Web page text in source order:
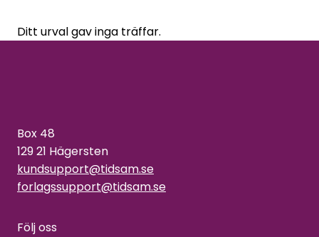
Ditt urval gav inga träffar.
Box 48
129 21 Hägersten
kundsupport@tidsam.se
forlagssupport@tidsam.se
Följ oss